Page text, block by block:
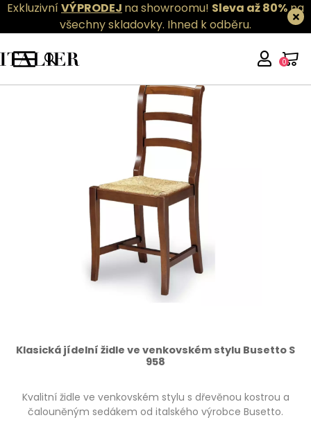
ExkluzivníVÝPRODEJ na showroomu! Sleva až 80%na
všechny skladovky. Ihned k odběru.
0
Klasická jídelní židle ve venkovském stylu Busetto S
958
Kvalitní židle ve venkovském stylu s dřevěnou kostrou a
čalouněným sedákem od italského výrobce Busetto.